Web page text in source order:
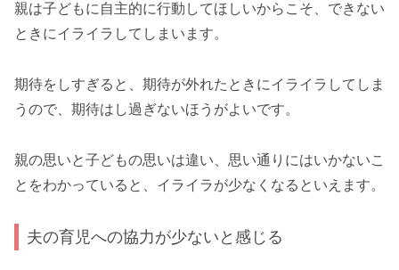
親は子どもに自主的に行動してほしいからこそ、できない
ときにイライラしてしまいます。
期待をしすぎると、期待が外れたときにイライラしてしま
うので、期待はし過ぎないほうがよいです。
親の思いと子どもの思いは違い、思い通りにはいかないこ
とをわかっていると、イライラが少なくなるといえます。
夫の育児への協力が少ないと感じる